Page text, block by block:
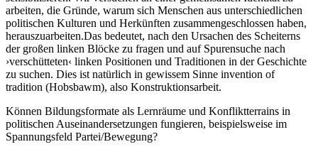
arbeiten, die Gründe, warum sich Menschen aus unterschiedlichen
politischen Kulturen und Herkünften zusammengeschlossen haben,
herauszuarbeiten.Das bedeutet, nach den Ursachen des Scheiterns
der großen linken Blöcke zu fragen und auf Spurensuche nach
›verschütteten‹ linken Positionen und Traditionen in der Geschichte
zu suchen. Dies ist natürlich in gewissem Sinne invention of
tradition (Hobsbawm), also Konstruktionsarbeit.
Können Bildungsformate als Lernräume und Konfliktterrains in
politischen Auseinandersetzungen fungieren, beispielsweise im
Spannungsfeld Partei/Bewegung?